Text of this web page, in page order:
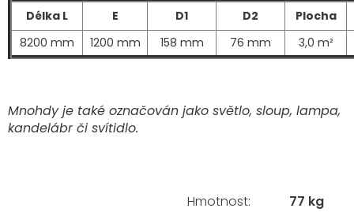
Délka L E D1 D2
Plocha
8200 mm
1200 mm 158 mm 76 mm 3,0 m²
Mnohdy je také označován jako světlo, sloup, lampa,
kandelábr či svítidlo.
Hmotnost: 77 kg